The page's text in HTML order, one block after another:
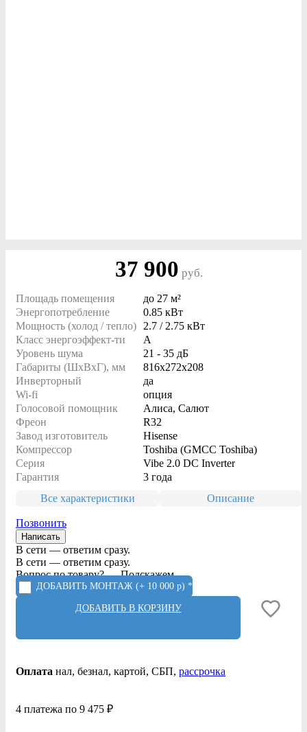
37 900 руб.
Площадь помещения до 27 м²
Энергопотребление
0.85 кВт
Мощность (холод / тепло)
2.7 / 2.75 кВт
Класс энергоэффект-ти
A
Уровень шума
21 - 35 дБ
Габариты (ШxВxГ), мм
816x272x208
Инверторный
да
Wi-fi
опция
Голосовой помощник
Алиса, Салют
Фреон
R32
Завод изготовитель
Hisense
Компрессор
Toshiba (GMCC Toshiba)
Серия
Vibe 2.0 DC Inverter
Гарантия
3 года
Все характеристики
Описание
Позвонить
Написать
В сети — ответим сразу.
В сети — ответим сразу.
Вопрос по товару? — Подскажем.
ДОБАВИТЬ МОНТАЖ (+ 10 000 р) *
ДОБАВИТЬ В КОРЗИНУ
Оплата нал, безнал, картой, СБП, рассрочка
4 платежа по 9 475 ₽